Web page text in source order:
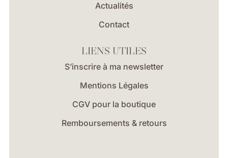
Actualités
Contact
LIENS UTILES
S’inscrire à ma newsletter
Mentions Légales
CGV pour la boutique
Remboursements & retours